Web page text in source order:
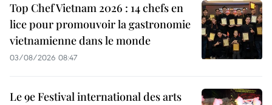
Top Chef Vietnam 2026 : 14 chefs en
lice pour promouvoir la gastronomie
vietnamienne dans le monde
03/08/2026 08:47
Le 9e Festival international des arts